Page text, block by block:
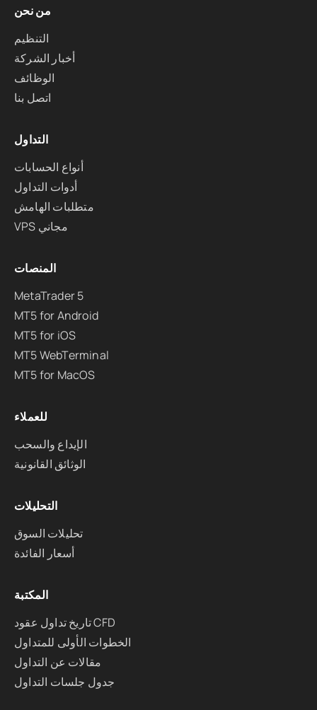
من نحن
التنظيم
أخبار الشركة
الوظائف
اتصل بنا
التداول
أنواع الحسابات
أدوات التداول
متطلبات الهامش
VPS مجاني
المنصات
MetaTrader 5
MT5 for Android
MT5 for iOS
MT5 WebTerminal
MT5 for MacOS
للعملاء
الإيداع والسحب
الوثائق القانونية
التحليلات
تحليلات السوق
أسعار الفائدة
المكتبة
تاريخ تداول عقود CFD
الخطوات الأولى للمتداول
مقالات عن التداول
جدول جلسات التداول